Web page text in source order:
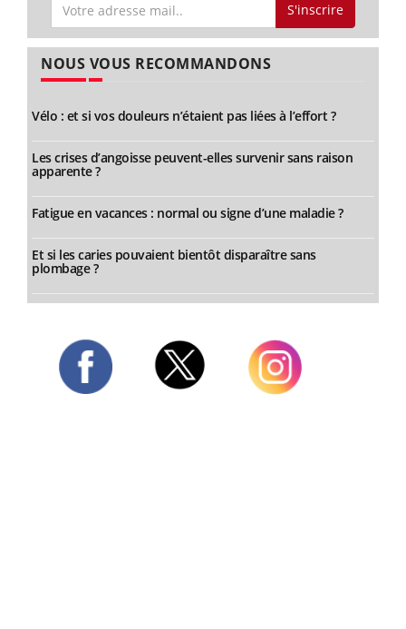
S'inscrire
NOUS VOUS RECOMMANDONS
Vélo : et si vos douleurs n’étaient pas liées à l’effort ?
Les crises d’angoisse peuvent-elles survenir sans raison
apparente ?
Fatigue en vacances : normal ou signe d’une maladie ?
Et si les caries pouvaient bientôt disparaître sans
plombage ?